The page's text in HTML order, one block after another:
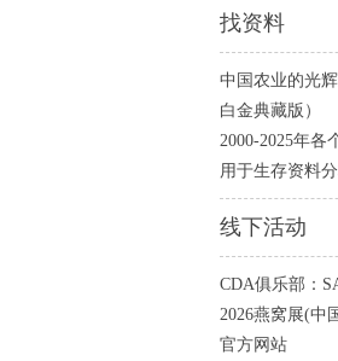
找资料
中国农业的光
白金典藏版）
2000-2025年各
用于生存资料
线下活动
CDA俱乐部：
2026燕窝展(中
官方网站